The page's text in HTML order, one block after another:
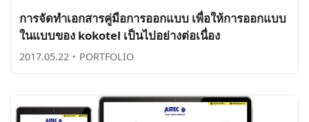
การจัดทำเอกสารคู่มือการออกแบบ เพื่อให้การออกแบบ
ในแบบของ kokotel เป็นไปอย่างต่อเนื่อง
2017.05.22 ・ PORTFOLIO